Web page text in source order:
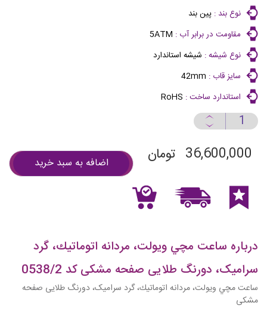
نوع بند : پین بند
مقاومت در برابر آب : 5ATM
نوع شیشه : شیشه استاندارد
سایز قاب : 42mm
استاندارد ساخت : RoHS
36,600,000 تومان اضافه به سبد خرید
درباره ساعت مچي ويولت، مردانه اتوماتيك، گرد
سرامیک، دورنگ طلایی صفحه مشکی کد 0538/2
ساعت مچي ويولت، مردانه اتوماتيك، گرد سرامیک، دورنگ طلایی صفحه
مشکی